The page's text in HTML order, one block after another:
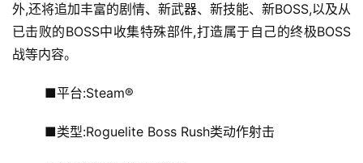
中
文
(
外,还将追加丰富的剧情、新武器、新技能、新BOSS,以及从
已击败的BOSS中收集特殊部件,打造属于自己的终极BOSS
战等内容。
	■平台:Steam®
	■类型:Roguelite Boss Rush类动作射击